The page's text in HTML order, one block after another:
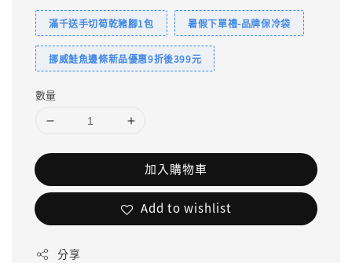
滿千送手切筍乾豬腳1包 暑假下單禮-品牌保冷袋
挪威鮭魚邊條新品優惠9折後399元
數量
加入購物車
Add to wishlist
分享